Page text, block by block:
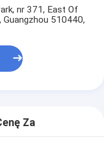
nr 371, East Of
510440,
Za